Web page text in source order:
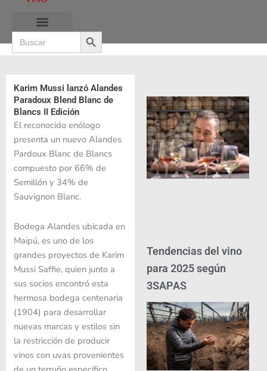
contenido
Search
for:
Search Button
Karim Mussi lanzó Alandes
Paradoux Blend Blanc de
Blancs II Edición
El reconocido enólogo
presenta un nuevo Alandes
Pardoux Blanc de Blancs
compuesto por 66% de
Semillón y 34% de
Sauvignon Blanc.
Bodega Alandes ubicada en
Maipú, es uno de los
grandes proyectos de Karim
Mussi Saffie, quien junto a
sus socios encontró esta
hermosa bodega centenaria
(1904) para desarrollar
nuevas marcas y estilos sin
la restricción de producir
vinos con uvas provenientes
Tendencias del vino
para 2025 según
3SAPAS